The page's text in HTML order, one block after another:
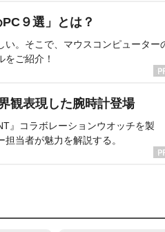
９選」とは？
い。そこで、マウスコンピューター
ご紹介！
観表現した腕時計登場
』コラボレーションウオッチを製
当者が魅力を解説する。